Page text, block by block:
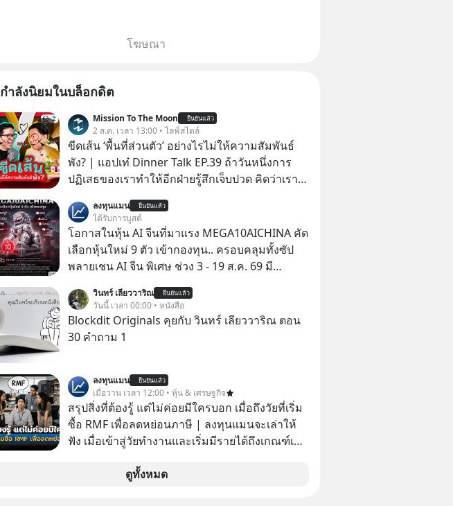
โฆษณา
กำลังนิยมในบล็อกดิต
Mission To The Moon ยืนยันแล้ว
2 ส.ค. เวลา 13:00 • ไลฟ์สไตล์
ขีดเส้น ‘พื้นที่ส่วนตัว’ อย่างไรไม่ให้ความสัมพันธ์
พัง? | แอปเท๋ Dinner Talk EP.39 ถ้าวันหนึ่งการ
ปฏิเสธของเราทำให้อีกฝ่ายรู้สึกเจ็บปวด คิดว่าเรา
ไม่เคยปฏิเสธใครอย่างนี้มาก่อน แต่พอตั้งใจจะ
‘สร้างขอบเขต’ เพื่อตัวเองดูสักครั้ง กลับทำให้เกิด
รอยร้าวในความสัมพันธ์เสียอย่างนั้น โดยรายการ
แอปเท๋ Dinner Talk ในวันนี้โฮสต์ทั้ง 2 ท่าน แทป-
สวัสดิ์ จะพาทุกคนไปสำรวจวิธีสร้างขอบเขตเพื่อ
รักษาใจของตัวเองและรักษาความสัมพันธ์ของคน
รอบข้างไปพร้อมกัน #boundary
#selfdevelopment #แอปเท๋dinnertalk
ลงทุนแมน ยืนยันแล้ว
ได้รับการบูสต์
โอกาสในหุ้น AI จีนที่มาแรง MEGA10AICHINA คัด
เลือกหุ้นใหม่ 9 ตัว เข้ากองทุน.. ครอบคลุมทั้งซัป
พลายเชน AI จีน พิเศษ ช่วง 3 - 19 ส.ค. 69 มี
บาทขึ้นไป ฟรีค่าธรรมเนียมซื้อ
วินทร์ เลียววาริณ ยืนยันแล้ว
วันนี้ เวลา 00:00 • หนังสือ
Blockdit Originals คุยกับ วินทร์ เลียววาริณ ตอน
30 คำถาม 1
ลงทุนแมน ยืนยันแล้ว
เมื่อวาน เวลา 12:00 • หุ้น & เศรษฐกิจ
สรุปสิ่งที่ต้องรู้ แต่ไม่ค่อยมีใครบอก เมื่อถึงวัยที่เริ่ม
ซื้อ RMF เพื่อลดหย่อนภาษี | ลงทุนแมนจะเล่าให้
ฟัง เมื่อเข้าสู่วัยทำงานและเริ่มมีรายได้ถึงเกณฑ์เสีย
เพราะนอกจากจะช่วยลดหย่อนภาษีได้แล้ว ยังเป็น
ดูทั้งหมด